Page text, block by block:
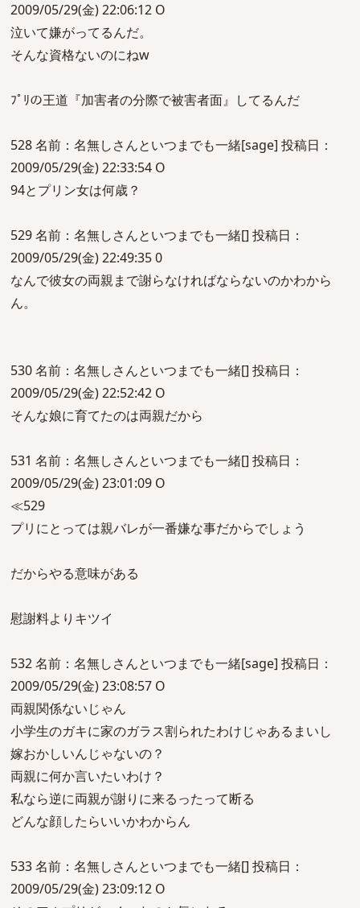
2009/05/29(金) 22:06:12 O
泣いて嫌がってるんだ。
そんな資格ないのにねw
ﾌﾟﾘの王道『加害者の分際で被害者面』してるんだ
528 名前：名無しさんといつまでも一緒[sage] 投稿日：
2009/05/29(金) 22:33:54 O
94とプリン女は何歳？
529 名前：名無しさんといつまでも一緒[] 投稿日：
2009/05/29(金) 22:49:35 0
なんで彼女の両親まで謝らなければならないのかわから
ん。
530 名前：名無しさんといつまでも一緒[] 投稿日：
2009/05/29(金) 22:52:42 O
そんな娘に育てたのは両親だから
531 名前：名無しさんといつまでも一緒[] 投稿日：
2009/05/29(金) 23:01:09 O
≪529
プリにとっては親バレが一番嫌な事だからでしょう
だからやる意味がある
慰謝料よりキツイ
532 名前：名無しさんといつまでも一緒[sage] 投稿日：
2009/05/29(金) 23:08:57 O
両親関係ないじゃん
小学生のガキに家のガラス割られたわけじゃあるまいし
嫁おかしいんじゃないの？
両親に何か言いたいわけ？
私なら逆に両親が謝りに来るったって断る
どんな顔したらいいかわからん
533 名前：名無しさんといつまでも一緒[] 投稿日：
2009/05/29(金) 23:09:12 O